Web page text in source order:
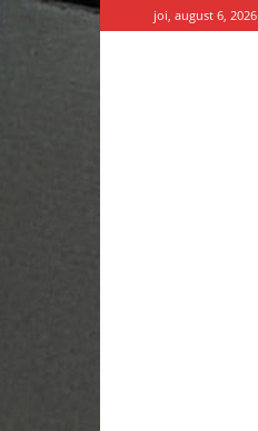
joi, august 6, 2026